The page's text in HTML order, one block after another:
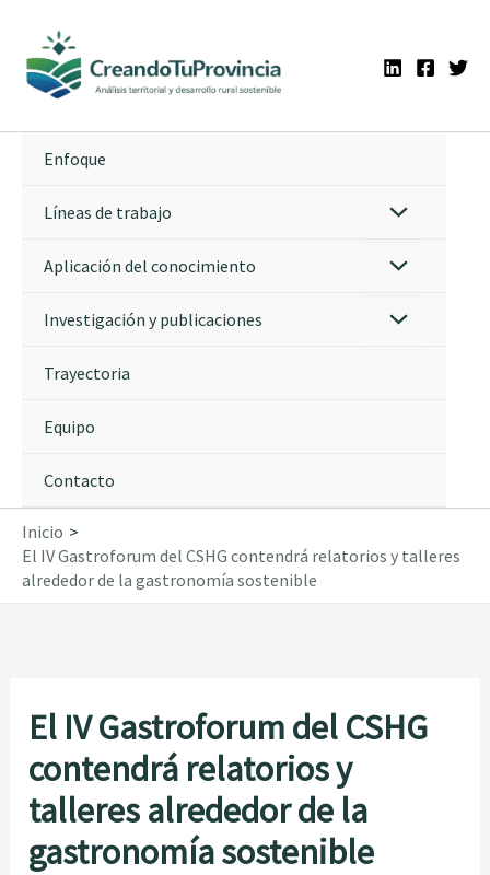
contenido
Enfoque
Líneas de trabajo
Aplicación del conocimiento
Investigación y publicaciones
Trayectoria
Equipo
Contacto
Inicio
El IV Gastroforum del CSHG contendrá relatorios y talleres
alrededor de la gastronomía sostenible
El IV Gastroforum del CSHG
contendrá relatorios y
talleres alrededor de la
gastronomía sostenible